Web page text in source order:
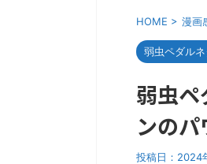
HOME > 漫画
弱虫ペダル
弱虫
ンの
投稿日：2024